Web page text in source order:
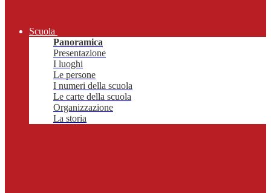
Scuola
Panoramica
Presentazione
I luoghi
Le persone
I numeri della scuola
Le carte della scuola
Organizzazione
La storia